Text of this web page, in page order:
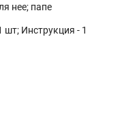
нее; папе
шт; Инструкция - 1